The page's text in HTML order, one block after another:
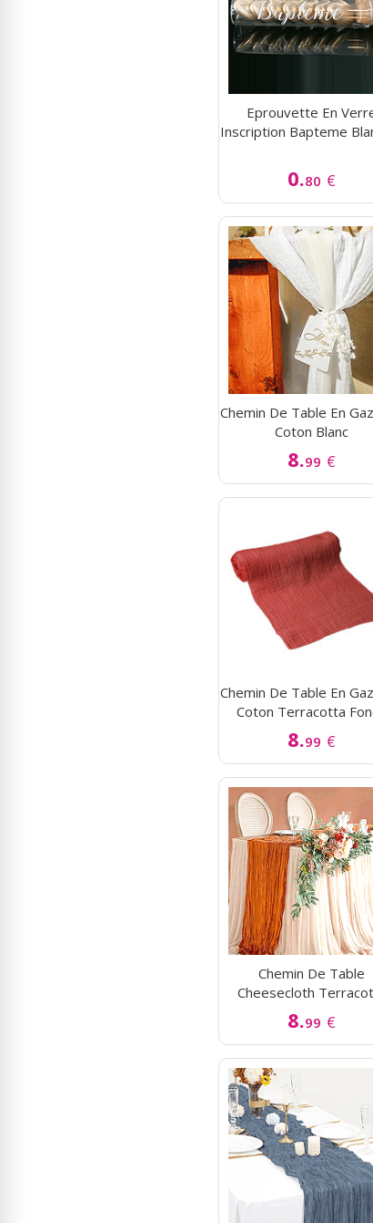
Eprouvette En
Inscription Bapteme
0.80 €
Chemin De Table En
Coton Blanc
8.99 €
Chemin De Table En
Coton Terracotta
8.99 €
Chemin De Table
Cheesecloth
8.99 €